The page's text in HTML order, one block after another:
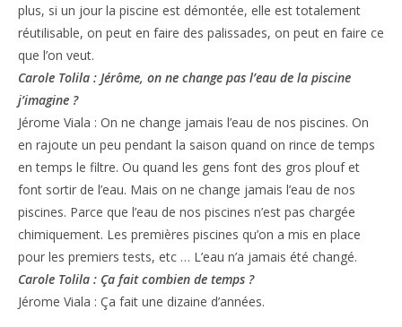
plus, si un jour la piscine est démontée, elle est totalement
réutilisable, on peut en faire des palissades, on peut en faire ce
que l’on veut.
Carole Tolila : Jérôme, on ne change pas l’eau de la piscine
j’imagine ?
Jérome Viala : On ne change jamais l’eau de nos piscines. On
en rajoute un peu pendant la saison quand on rince de temps
en temps le filtre. Ou quand les gens font des gros plouf et
font sortir de l’eau. Mais on ne change jamais l’eau de nos
piscines. Parce que l’eau de nos piscines n’est pas chargée
chimiquement. Les premières piscines qu’on a mis en place
pour les premiers tests, etc … L’eau n’a jamais été changé.
Carole Tolila : Ça fait combien de temps ?
Jérome Viala : Ça fait une dizaine d’années.